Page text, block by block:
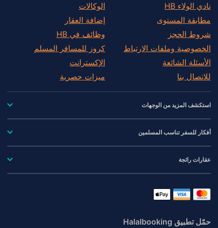
نادي الولاء HB
مطابقة المستوى
شروط الحجز
الخصوصية وملفات الارتباط
الأسئلة الشائعة
للاتصال بنا
الوكالات
إضافة العقار
وظائف في HB
كروز للمسافر المسلم
الإكسترانت
ميزات حصرية
استكشف المزيد من الوجهات
أفكار للسفر تناسب المسلمين
عقارات رائجة
حمّل تطبيق Halalbooking